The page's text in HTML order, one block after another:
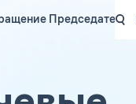
Председателя